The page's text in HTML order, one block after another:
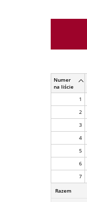
Numer
na liście
1
2
3
4
5
6
7
Razem